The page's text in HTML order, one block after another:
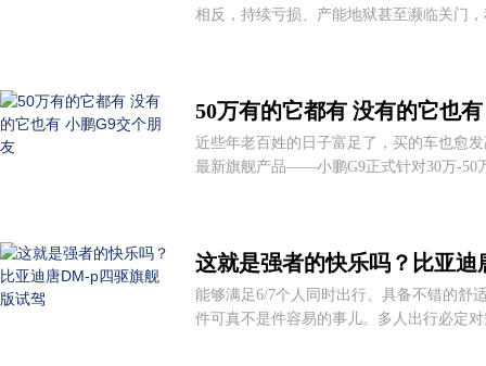
相反，持续亏损、产能地狱甚至濒临关门
50万有的它都有 没有的它也
近些年老百姓的日子富足了，买的车也愈
最新旗舰产品——小鹏G9正式针对30万-50
这就是强者的快乐吗？比亚
能够满足6/7个人同时出行、具备不错的舒
件可真不是件容易的事儿。多人出行必定